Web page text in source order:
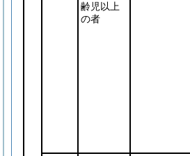
齢児以上
の者